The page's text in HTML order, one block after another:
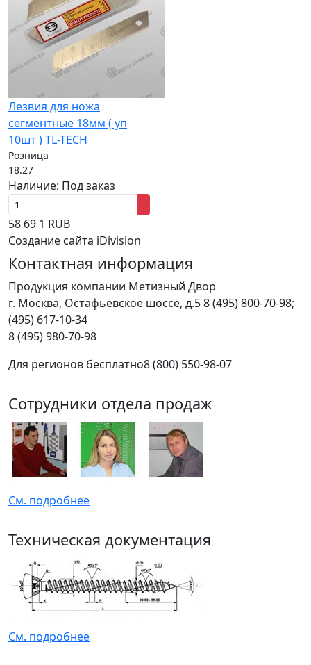
Лезвия для ножа
сегментные 18мм ( уп
10шт ) TL-TECH
Розница
18.27
Наличие: Под заказ
58 69 1 RUB
Создание сайта iDivision
Контактная информация
Продукция компании Метизный Двор
г. Москва, Остафьевское шоссе, д.58 (495) 800-70-98;
(495) 617-10-34
8 (495) 980-70-98
Для регионов бесплатно8 (800) 550-98-07
Сотрудники отдела продаж
См. подробнее
Техническая документация
См. подробнее